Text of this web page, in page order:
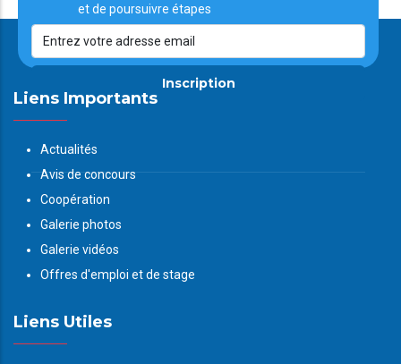
et de poursuivre étapes
Inscription
Liens Importants
Actualités
Avis de concours
Coopération
Galerie photos
Galerie vidéos
Offres d'emploi et de stage
Liens Utiles